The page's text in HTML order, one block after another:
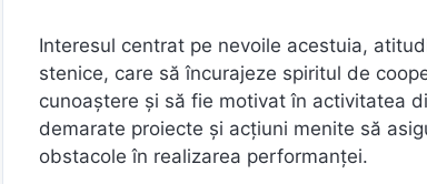
Interesul centrat pe nevoile acestuia,
stenice, care să încurajeze spiritul de
cunoaștere și să fie motivat în activitatea
demarate proiecte și acțiuni menite să
obstacole în realizarea performanței.